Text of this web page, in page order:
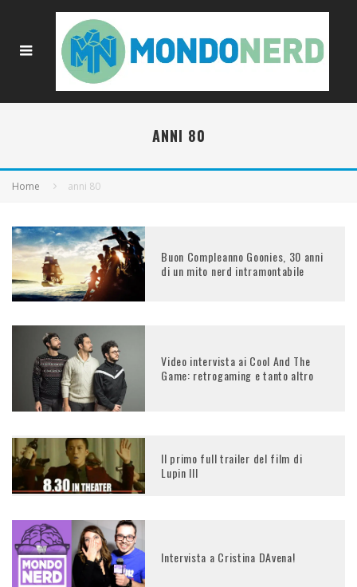
ANNI 80
Home anni 80
Buon Compleanno Goonies, 30 anni
di un mito nerd intramontabile
Video intervista ai Cool And The
Game: retrogaming e tanto altro
Il primo full trailer del film di
Lupin III
Intervista a Cristina DAvena!